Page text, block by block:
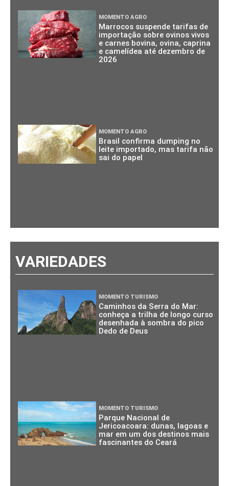
MOMENTO AGRO
Marrocos suspende tarifas de
importação sobre ovinos vivos
e carnes bovina, ovina, caprina
e camelídea até dezembro de
2026
MOMENTO AGRO
Brasil confirma dumping no
leite importado, mas tarifa não
sai do papel
VARIEDADES
MOMENTO TURISMO
Caminhos da Serra do Mar:
conheça a trilha de longo curso
desenhada à sombra do pico
Dedo de Deus
MOMENTO TURISMO
Parque Nacional de
Jericoacoara: dunas, lagoas e
mar em um dos destinos mais
fascinantes do Ceará